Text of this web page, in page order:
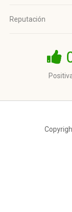
Reputación